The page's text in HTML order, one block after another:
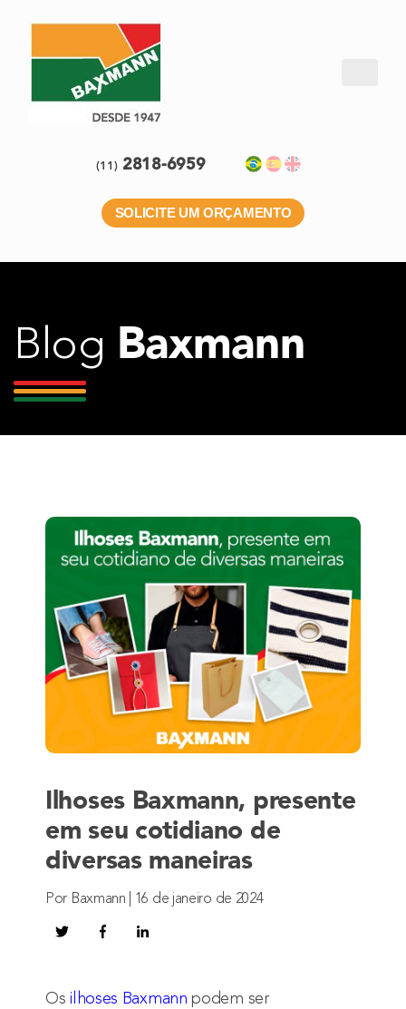
(11) 2818-6959
SOLICITE UM ORÇAMENTO
Blog Baxmann
Ilhoses Baxmann, presente
em seu cotidiano de
diversas maneiras
Por Baxmann | 16 de janeiro de 2024
Osilhoses Baxmann podem ser